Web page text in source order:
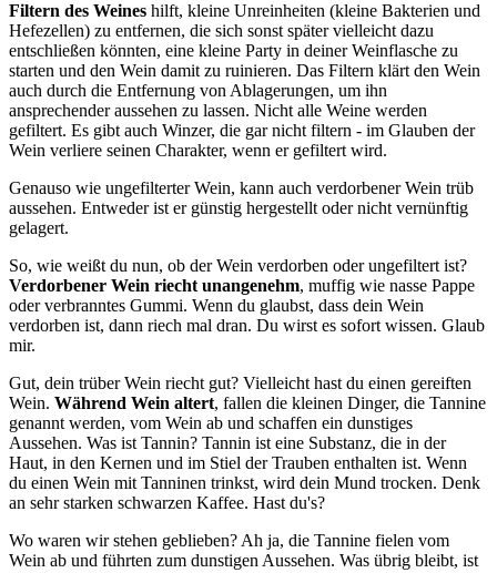
Filtern des Weines hilft, kleine Unreinheiten (kleine Bakterien und
Hefezellen) zu entfernen, die sich sonst später vielleicht dazu
entschließen könnten, eine kleine Party in deiner Weinflasche zu
starten und den Wein damit zu ruinieren. Das Filtern klärt den Wein
auch durch die Entfernung von Ablagerungen, um ihn
ansprechender aussehen zu lassen. Nicht alle Weine werden
gefiltert. Es gibt auch Winzer, die gar nicht filtern - im Glauben der
Wein verliere seinen Charakter, wenn er gefiltert wird.
Genauso wie ungefilterter Wein, kann auch verdorbener Wein trüb
aussehen. Entweder ist er günstig hergestellt oder nicht vernünftig
gelagert.
So, wie weißt du nun, ob der Wein verdorben oder ungefiltert ist?
Verdorbener Wein riecht unangenehm, muffig wie nasse Pappe
oder verbranntes Gummi. Wenn du glaubst, dass dein Wein
verdorben ist, dann riech mal dran. Du wirst es sofort wissen. Glaub
mir.
Gut, dein trüber Wein riecht gut? Vielleicht hast du einen gereiften
Wein. Während Wein altert, fallen die kleinen Dinger, die Tannine
genannt werden, vom Wein ab und schaffen ein dunstiges
Aussehen. Was ist Tannin? Tannin ist eine Substanz, die in der
Haut, in den Kernen und im Stiel der Trauben enthalten ist. Wenn
du einen Wein mit Tanninen trinkst, wird dein Mund trocken. Denk
an sehr starken schwarzen Kaffee. Hast du's?
Wo waren wir stehen geblieben? Ah ja, die Tannine fielen vom
Wein ab und führten zum dunstigen Aussehen. Was übrig bleibt, ist